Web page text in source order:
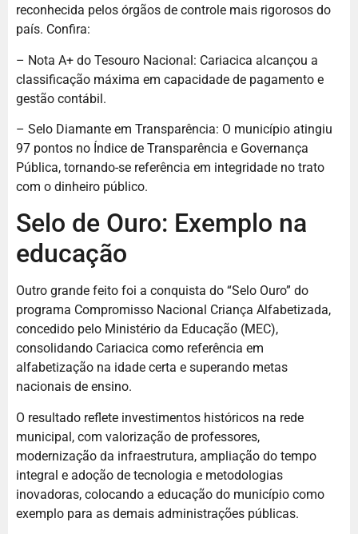
reconhecida pelos órgãos de controle mais rigorosos do
país. Confira:
– Nota A+ do Tesouro Nacional: Cariacica alcançou a
classificação máxima em capacidade de pagamento e
gestão contábil.
– Selo Diamante em Transparência: O município atingiu
97 pontos no Índice de Transparência e Governança
Pública, tornando-se referência em integridade no trato
com o dinheiro público.
Selo de Ouro: Exemplo na
educação
Outro grande feito foi a conquista do “Selo Ouro” do
programa Compromisso Nacional Criança Alfabetizada,
concedido pelo Ministério da Educação (MEC),
consolidando Cariacica como referência em
alfabetização na idade certa e superando metas
nacionais de ensino.
O resultado reflete investimentos históricos na rede
municipal, com valorização de professores,
modernização da infraestrutura, ampliação do tempo
integral e adoção de tecnologia e metodologias
inovadoras, colocando a educação do município como
exemplo para as demais administrações públicas.